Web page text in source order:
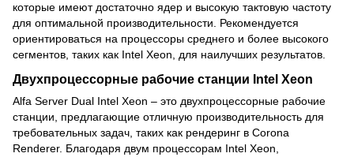
которые имеют достаточно ядер и высокую тактовую частоту
для оптимальной производительности. Рекомендуется
ориентироваться на процессоры среднего и более высокого
сегментов, таких как Intel Xeon, для наилучших результатов.
Двухпроцессорные рабочие станции Intel Xeon
Alfa Server Dual Intel Xeon – это двухпроцессорные рабочие
станции, предлагающие отличную производительность для
требовательных задач, таких как рендеринг в Corona
Renderer. Благодаря двум процессорам Intel Xeon,